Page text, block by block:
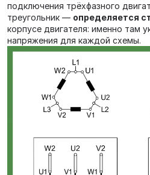
подключения трёхфазного
треугольник — определяется
корпусе двигателя: именно там
напряжения для каждой схемы.